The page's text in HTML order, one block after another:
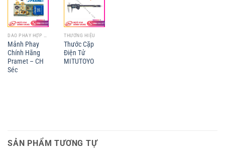
Mảnh Phay
Chính Hãng
Pramet – CH
Séc
THƯƠNG HIỆU
Thước Cặp
Điện Tử
MITUTOYO
SẢN PHẨM TƯƠNG TỰ